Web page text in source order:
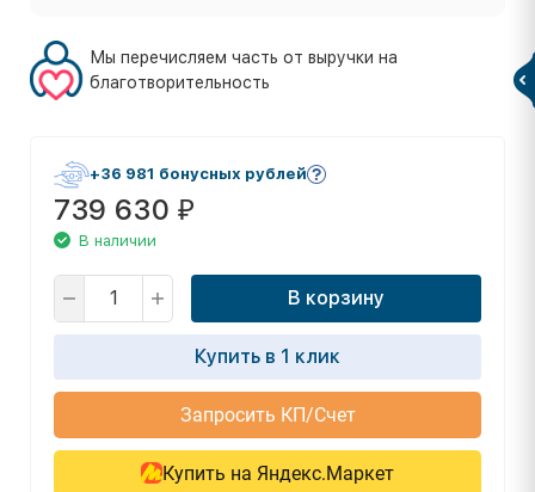
Мы перечисляем часть от выручки на
благотворительность
+36 981 бонусных рублей
739 630 ₽
В наличии
В корзину
Купить в 1 клик
Запросить КП/Счет
Купить на Яндекс.Маркет